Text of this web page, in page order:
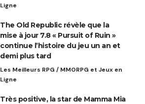
Ligne
The Old Republic révèle que la
mise à jour 7.8 « Pursuit of Ruin »
continue l’histoire du jeu un an et
demi plus tard
Les Meilleurs RPG / MMORPG et Jeux en
Ligne
Très positive, la star de Mamma Mia